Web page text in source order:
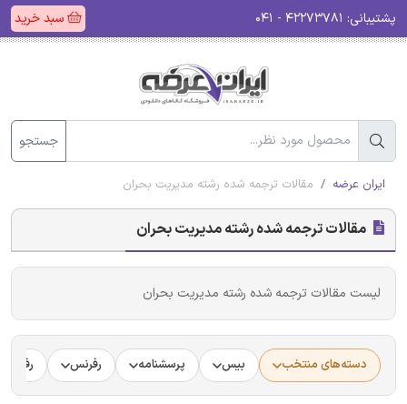
پشتیبانی: سبد خرید
جستجو
ایران عرضه مقالات ترجمه شده رشته مدیریت بحران
مقالات ترجمه شده رشته مدیریت بحران
لیست مقالات ترجمه شده رشته مدیریت بحران
دسته‌های منتخب بیس پرسشنامه رفرنس